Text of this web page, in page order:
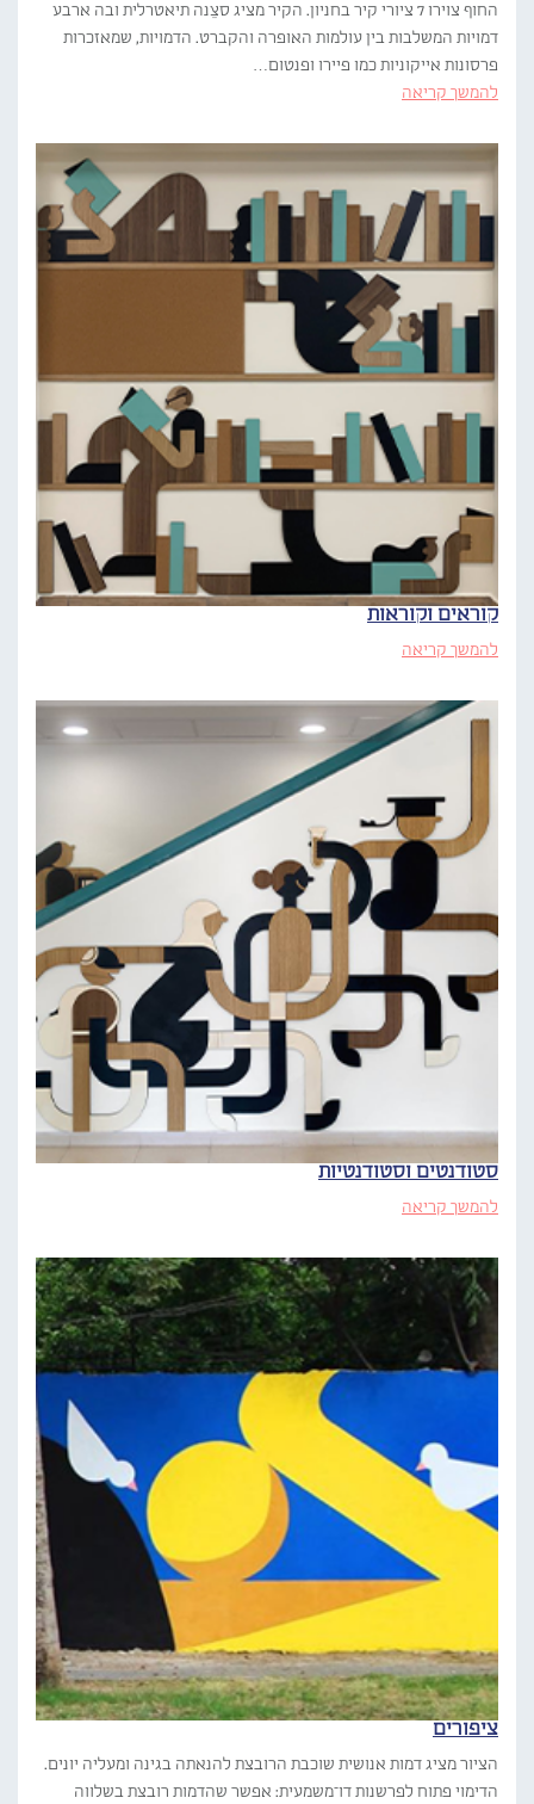
החוף צוירו 7 ציורי קיר בחניון. הקיר מציג סצֵנה תיאטרלית ובה ארבע
דמויות המשלבות בין עולמות האופרה והקברט. הדמויות, שמאזכרות
פרסונות אייקוניות כמו פיירו ופנטום…
להמשך קריאה
קוראים וקוראות
להמשך קריאה
סטודנטים וסטודנטיות
להמשך קריאה
ציפורים
הציור מציג דמות אנושית שוכבת הרובצת להנאתה בגינה ומעליה יונים.
הדימוי פתוח לפרשנות דו־משמעית: אפשר שהדמות רובצת בשלווה